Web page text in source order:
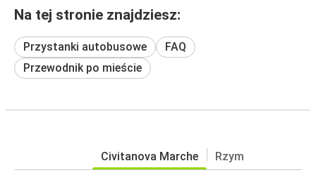
Na tej stronie znajdziesz:
Przystanki autobusowe
FAQ
Przewodnik po mieście
Civitanova Marche Rzym